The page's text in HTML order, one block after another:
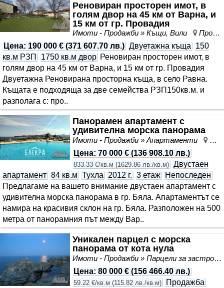
Реновиран просторен имот, в
голям двор на 45 км от Варна, и
15 км от гр. Провадия
Имоти - Продажби » Къщи, Вили
Провадия, област Варна
Цена: 190 000 € (371 607.70 лв.) Двуетажна къща
150
кв.м РЗП
1750 кв.м двор Реновиран просторен имот, в
голям двор на 45 км от Варна, и 15 км от гр. Провадия
Двуетажна Реновирана просторна къща, в село Равна.
Къщата е подходяща за две семейства РЗП150кв.м. и
разполага с: про..
Панорамен апартамент с
удивителна морска панорама
Имоти - Продажби » Апартаменти
Цена: 70 000 € (136 908.10 лв.)
833.33 €/кв.м (1629.86 лв./кв.м) Двустаен
апартамент 84 кв.м Тухла 2012 г. 3 етаж
Непоследен
Предлагаме на вашето внимание двустаен апартамент с
удивителна морска панорама в гр. Бяла. Апартаментът се
намира на красивия склон на гр. Бяла. Разположен на 500
метра от панорамния път между Вар..
Уникален парцел с морска
панорама от кота нула
Имоти - Продажби » Парцели за застрояване, Инвестиционни проекти
Цена: 80 000 € (156 466.40 лв.)
59.22 €/кв.м (115.82 лв./кв.м)
Продажба